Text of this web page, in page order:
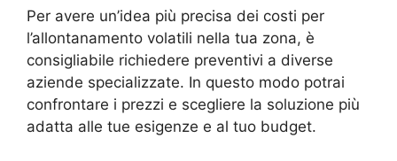
Per avere un’idea più precisa dei costi per
l’allontanamento volatili nella tua zona, è
consigliabile richiedere preventivi a diverse
aziende specializzate. In questo modo potrai
confrontare i prezzi e scegliere la soluzione più
adatta alle tue esigenze e al tuo budget.